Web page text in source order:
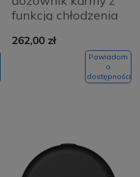
funkcją chłodzenia
komorowy
262,00 zł
Powiadom
o
dostępności